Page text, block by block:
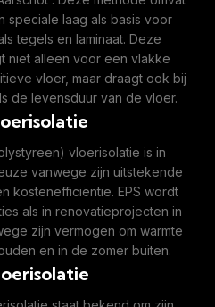
speciale laag als basis voor
tegels en laminaat. Deze
niet alleen voor een vlakke
vloer, maar draagt ook bij
de levensduur van de vloer.
vloerisolatie is in
vanwege zijn uitstekende
kostenefficiëntie. EPS wordt
als in renovatieprojecten in
zijn vermogen om warmte
en in de zomer buiten.